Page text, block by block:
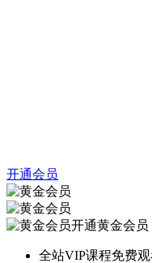
开通会员
开通黄金会员
全站VIP课程免费